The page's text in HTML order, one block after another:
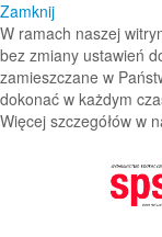
Zamknij
W ramach naszej
bez zmiany ustawień
zamieszczane w
dokonać w każdym
Więcej szczegółów w